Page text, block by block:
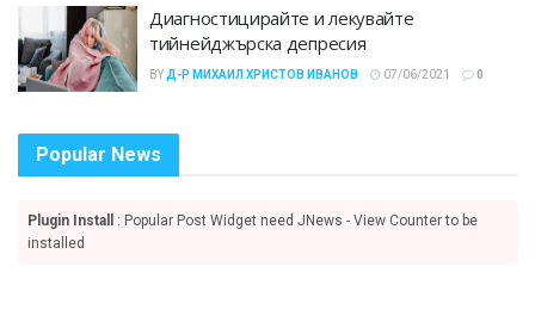
Диагностицирайте и лекувайте
тийнейджърска депресия
BY Д-Р МИХАИЛ ХРИСТОВ ИВАНОВ 07/06/2021 0
Popular News
Plugin Install
: Popular Post Widget need JNews - View Counter to be
installed